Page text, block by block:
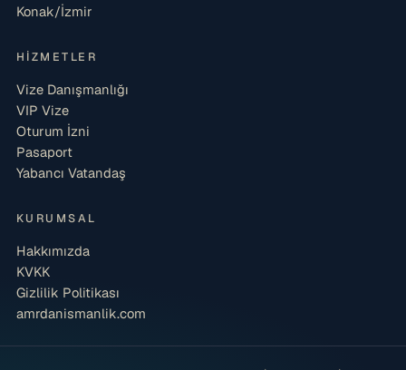
Konak/İzmir
HIZMETLER
Vize Danışmanlığı
VIP Vize
Oturum İzni
Pasaport
Yabancı Vatandaş
KURUMSAL
Hakkımızda
KVKK
Gizlilik Politikası
amrdanismanlik.com